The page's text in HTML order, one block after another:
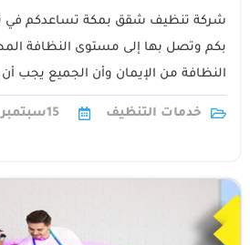
شركة تنظيف شقق بمكة تساعدكم في
بكم وتصل بها إلى مستوى النظافة
النظافة من الإيمان وأن الجميع يجب أن
خدمات التنظيف 15سبتمبر